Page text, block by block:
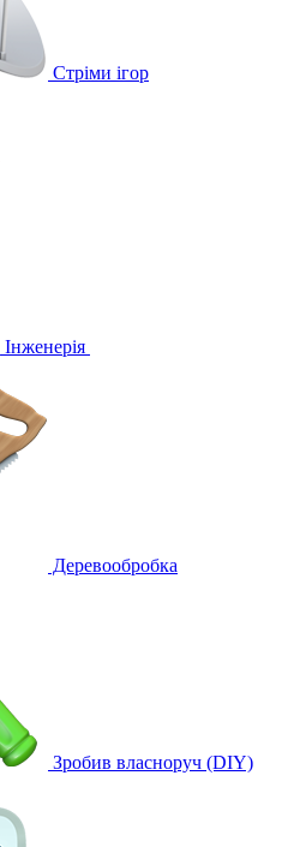
Стріми ігор
Інженерія
Деревообробка
Зробив власноруч (DIY)